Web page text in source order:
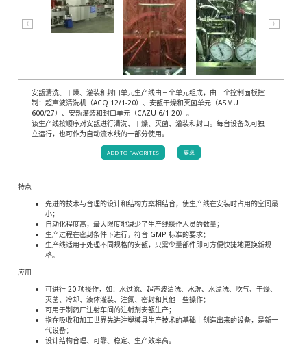
安瓿清洗、干燥、灌装和封口单元生产线由三个单元组成，由一个控制面板控
制：超声波清洗机（ACQ 12/1-20）、安瓿干燥和灭菌单元（ASMU
600/27）、安瓿灌装和封口单元（CAZU 6/1-20）。
该生产线按顺序对安瓿进行清洗、干燥、灭菌、灌装和封口。每台设备既可独
立运行，也可作为自动流水线的一部分使用。
ADD TO FAVORITES 要求
特点
先进的技术与合理的设计和结构方案相结合，使生产线在安装时占用的空间最
小；
自动化程度高，最大限度地减少了生产线操作人员的数量；
生产过程在密封条件下进行，符合 GMP 标准的要求；
生产线适用于处理不同规格的安瓿，只需少量部件即可方便快捷地更换新规
格。
应用
可进行 20 项操作，如：水过滤、超声波清洗、水洗、水漂洗、吹气、干燥、
灭菌、冷却、液体灌装、注氮、密封和其他一些操作；
可用于制药厂注射车间的注射剂安瓿生产；
指在吸收和加工世界先进注塑模具生产技术的基础上创造出来的设备，是新一
代设备；
设计结构合理、可靠、稳定、生产效率高。